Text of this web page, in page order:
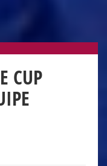
CUP